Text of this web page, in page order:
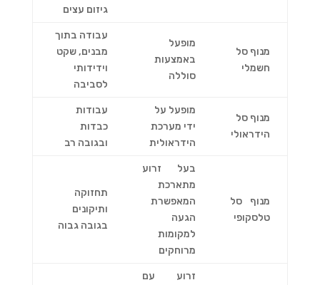
גיזום עצים
מנוף סל
חשמלי
מופעל
באמצעות
סוללה
עבודה בתוך
מבנים, שקט
וידידותי
לסביבה
מנוף סל
הידראולי
מופעל על
ידי מערכת
הידראולית
עבודות
כבדות
ובגובה רב
מנוף סל
טלסקופי
בעל זרוע
מתארכת
המאפשרת
הגעה
למקומות
מרוחקים
תחזוקה
ותיקונים
בגובה גבוה
זרוע עם